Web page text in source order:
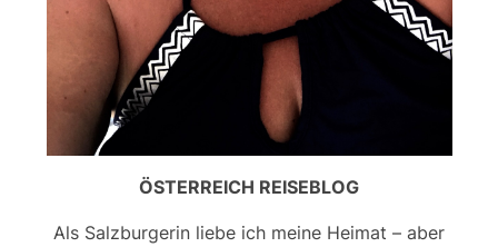
ÖSTERREICH REISEBLOG
Als Salzburgerin liebe ich meine Heimat – aber